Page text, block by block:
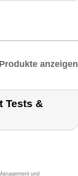
anzeigen
Tests &
und